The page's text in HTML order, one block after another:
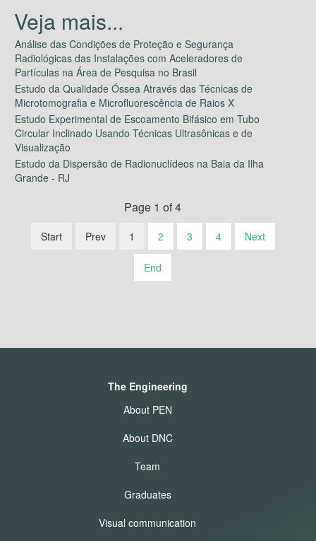
Análise das Condições de Proteção e Segurança
Radiológicas das Instalações com Aceleradores de
Partículas na Área de Pesquisa no Brasil
Estudo da Qualidade Óssea Através das Técnicas de
Microtomografia e Microfluorescência de Raios X
Estudo Experimental de Escoamento Bifásico em Tubo
Circular Inclinado Usando Técnicas Ultrasônicas e de
Visualização
Estudo da Dispersão de Radionuclídeos na Baia da Ilha
Grande - RJ
Page 1 of 4
Start Prev 1 2 3 4 Next
End
The Engineering
About PEN
About DNC
Team
Graduates
Visual communication